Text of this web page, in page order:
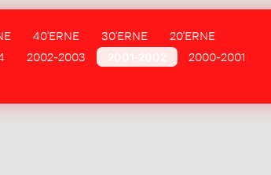
40'ERNE 30'ERNE
20'ERNE
2002-2003
2000-2001